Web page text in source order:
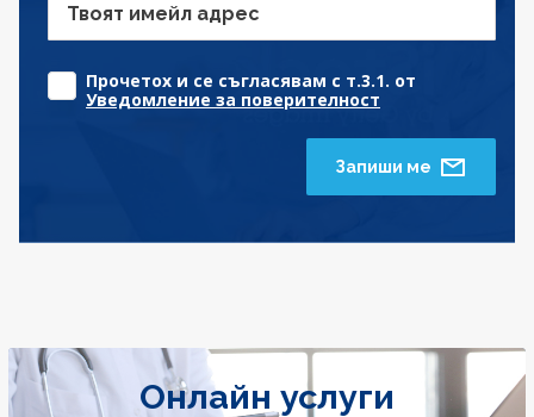
Твоят имейл адрес
Прочетох и се съгласявам с т.3.1. от
Уведомление за поверителност
Запиши ме
Онлайн услуги